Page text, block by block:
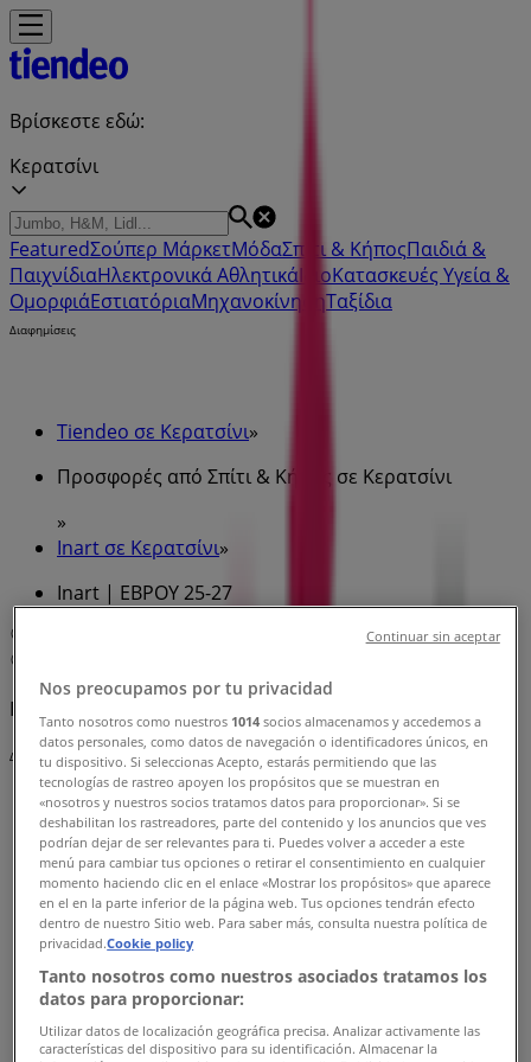
Βρίσκεστε εδώ:
Κερατσίνι
FeaturedΣούπερ ΜάρκετΜόδαΣπίτι & ΚήποςΠαιδιά &
ΠαιχνίδιαΗλεκτρονικάΑθλητικάΙδιοΚατασκευές Υγεία &
ΟμορφιάΕστιατόριαΜηχανοκίνησηΤαξίδια
Διαφημίσεις
Tiendeo σε Κερατσίνι»
Προσφορές από Σπίτι & Κήπος σε Κερατσίνι
»
Inart σε Κερατσίνι»
Inart | ΕΒΡΟΥ 25-27
Πρόκειται να δημοσιεύσουμε προσφορές από Inart
Διαφημίσεις
Nos preocupamos por tu privacidad
Tanto nosotros como nuestros 1014 socios almacenamos y accedemos a
datos personales, como datos de navegación o identificadores únicos, en
tu dispositivo. Si seleccionas Acepto, estarás permitiendo que las
tecnologías de rastreo apoyen los propósitos que se muestran en
«nosotros y nuestros socios tratamos datos para proporcionar». Si se
deshabilitan los rastreadores, parte del contenido y los anuncios que ves
podrían dejar de ser relevantes para ti. Puedes volver a acceder a este
menú para cambiar tus opciones o retirar el consentimiento en cualquier
momento haciendo clic en el enlace «Mostrar los propósitos» que aparece
en el en la parte inferior de la página web. Tus opciones tendrán efecto
dentro de nuestro Sitio web. Para saber más, consulta nuestra política de
privacidad.Cookie policy
Tanto nosotros como nuestros asociados tratamos los
datos para proporcionar:
Utilizar datos de localización geográfica precisa. Analizar activamente las
características del dispositivo para su identificación. Almacenar la
Continuar sin aceptar